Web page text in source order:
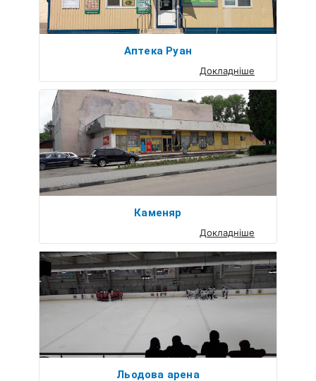
Аптека Руан
Докладніше
Каменяр
Докладніше
Льодова арена